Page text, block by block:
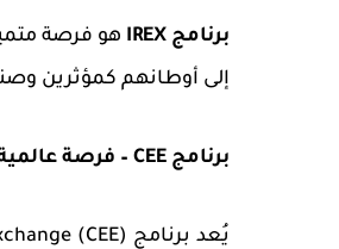
برنامج IREX
هو فرصة
إلى أوطانهم كمؤثرين
برنامج CEE – فرصة عالمية لتطوير القادة الشباب في المجتمع المدني
يُعد برنامج (CEE)